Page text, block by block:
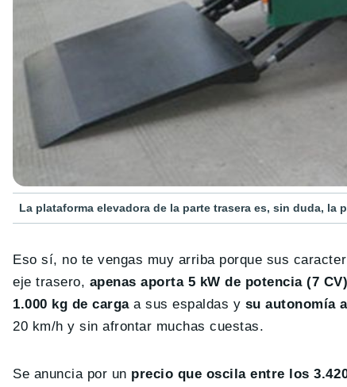
La plataforma elevadora de la parte trasera es, sin duda, la
Eso sí, no te vengas muy arriba porque sus
eje trasero, apenas aporta 5 kW de potencia (7 CV)
1.000 kg de cargaa sus espaldas y su autonomía
20 km/h y sin afrontar muchas cuestas.
Se anuncia por un precio que oscila entre los